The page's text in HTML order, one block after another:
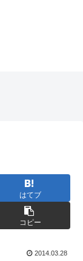
はてブ
コピー
2014.03.28